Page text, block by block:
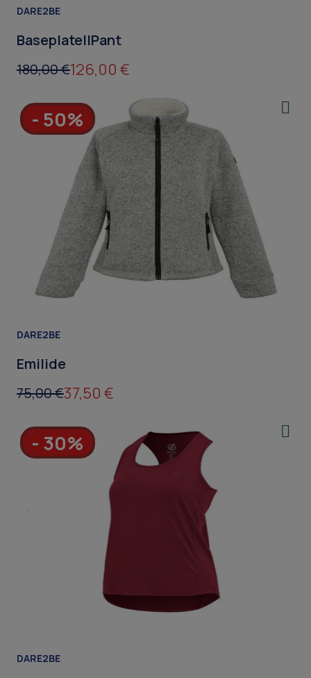
DARE2BE
BaseplateIIPant
180,00 €126,00 €
- 50%
DARE2BE
Emilide
75,00 €37,50 €
- 30%
DARE2BE